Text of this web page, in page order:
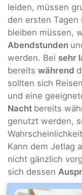
leiden, müssen
den ersten
bleiben müssen,
Abendstunden
werden. Bei sehr
bereits während
sollten sich
und eine
Nacht bereits
genutzt werden,
Kann dem Jetlag
nicht gänzlich
sich dessen